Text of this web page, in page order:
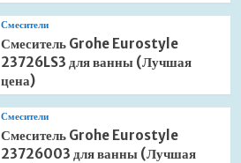
Смесители
Смеситель Grohe Eurostyle
23726LS3 для ванны (Лучшая
цена)
Смесители
Смеситель Grohe Eurostyle
23726003 для ванны (Лучшая